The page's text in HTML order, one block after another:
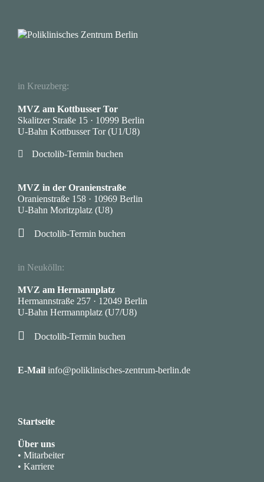
in Kreuzberg:
MVZ am Kottbusser Tor
Skalitzer Straße 15 · 10999 Berlin
U-Bahn Kottbusser Tor (U1/U8)
 Doctolib-Termin buchen
MVZ in der Oranienstraße
Oranienstraße 158 · 10969 Berlin
U-Bahn Moritzplatz (U8)
 Doctolib-Termin buchen
in Neukölln:
MVZ am Hermannplatz
Hermannstraße 257 · 12049 Berlin
U-Bahn Hermannplatz (U7/U8)
 Doctolib-Termin buchen
E-Mail info@poliklinisches-zentrum-berlin.de
Startseite
Über uns
• Mitarbeiter
• Karriere